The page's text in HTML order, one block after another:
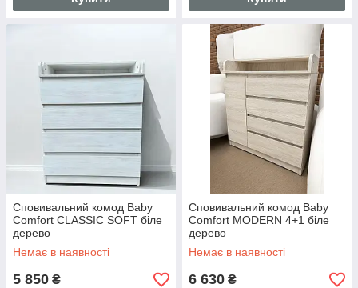
Сповивальний комод Baby
Comfort CLASSIC SOFT біле
дерево
Немає в наявності
5 850 ₴
Сповивальний комод Baby
Comfort MODERN 4+1 біле
дерево
Немає в наявності
6 630 ₴